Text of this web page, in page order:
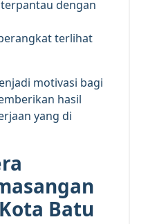
dengan
terlihat
motivasi bagi
hasil
yang di
Batu